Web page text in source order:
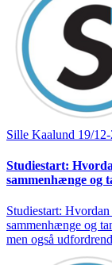
Sille Kaalund 19/
Studiestart:
sammenhænge og
Studiestart:
sammenhænge og
men også